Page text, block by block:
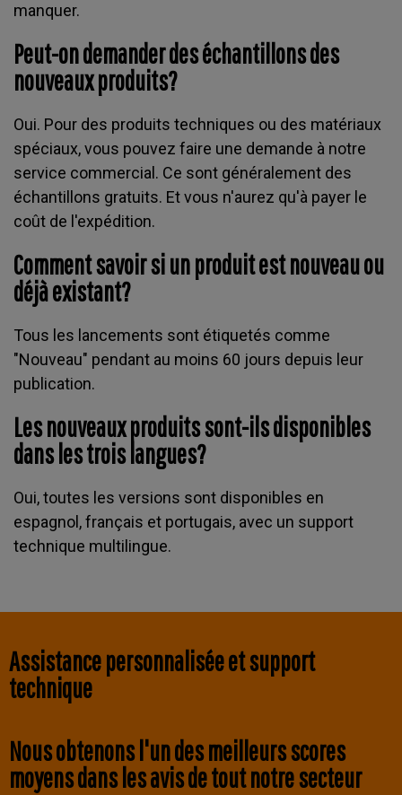
manquer.
Peut-on demander des échantillons des
nouveaux produits?
Oui. Pour des produits techniques ou des matériaux
spéciaux, vous pouvez faire une demande à notre
service commercial. Ce sont généralement des
échantillons gratuits. Et vous n'aurez qu'à payer le
coût de l'expédition.
Comment savoir si un produit est nouveau ou
déjà existant?
Tous les lancements sont étiquetés comme
"Nouveau" pendant au moins 60 jours depuis leur
publication.
Les nouveaux produits sont-ils disponibles
dans les trois langues?
Oui, toutes les versions sont disponibles en
espagnol, français et portugais, avec un support
technique multilingue.
Assistance personnalisée et support
technique
Nous obtenons l'un des meilleurs scores
moyens dans les avis de tout notre secteur